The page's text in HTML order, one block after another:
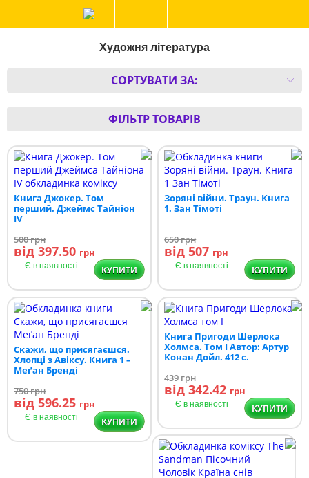
Художня література
СОРТУВАТИ ЗА:
ФІЛЬТР ТОВАРІВ
Книга Джокер. Том
перший. Джеймс Тайніон
IV
500грн
від 397.50 грн
Є в наявності КУПИТИ
Зоряні війни. Траун. Книга
1. Зан Тімоті
650грн
від 507 грн
Є в наявності КУПИТИ
Скажи, що присягаєшся.
Хлопці з Авіксу. Книга 1 –
Меґан Бренді
750грн
від 596.25 грн
Є в наявності КУПИТИ
Книга Пригоди Шерлока
Холмса. Том I Автор: Артур
Конан Дойл. 412 с.
439грн
від 342.42 грн
Є в наявності КУПИТИ